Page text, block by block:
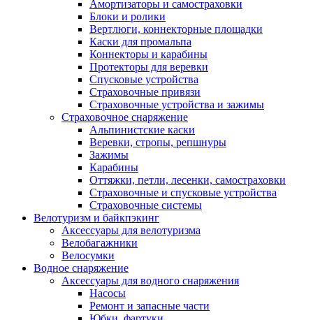
Амортизаторы и самостраховки
Блоки и ролики
Вертлюги, коннекторные площадки
Каски для промальпа
Коннекторы и карабины
Протекторы для веревки
Спусковые устройства
Страховочные привязи
Страховочные устройства и зажимы
Страховочное снаряжение
Альпинистские каски
Веревки, стропы, репшнуры
Зажимы
Карабины
Оттяжки, петли, лесенки, самостраховки
Страховочные и спусковые устройства
Страховочные системы
Велотуризм и байкпэкинг
Аксессуары для велотуризма
Велобагажники
Велосумки
Водное снаряжение
Аксессуары для водного снаряжения
Насосы
Ремонт и запасные части